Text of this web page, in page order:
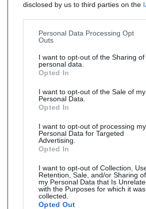
disclosed by us to third parties on the
Personal Data Processing Opt
Outs
I want to opt-out of the Sharing of
personal data.
Opted In
I want to opt-out of the Sale of my
Personal Data.
Opted In
I want to opt-out of processing my
Personal Data for Targeted
Advertising.
Opted In
I want to opt-out of Collection,
Retention, Sale, and/or Sharing of
my Personal Data that Is
with the Purposes for which it was
collected.
Opted Out